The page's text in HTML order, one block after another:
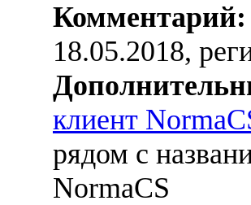
Комментарий:
18.05.2018,
клиент
рядом с
NormaCS